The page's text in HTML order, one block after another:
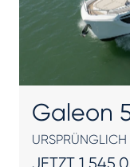
Galeon